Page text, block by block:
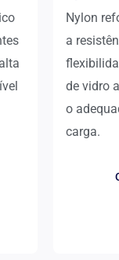
Nylon
a
de vidro
o
carga.